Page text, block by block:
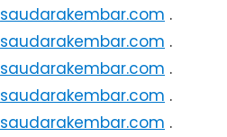
saudarakembar.com .
saudarakembar.com .
saudarakembar.com .
saudarakembar.com .
saudarakembar.com .